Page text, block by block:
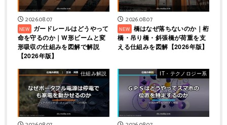
2026.08.07
ガードレールはどうやって
命を守るのか｜W形ビームと変
形吸収の仕組みを図解で解説
【2026年版】
2026.08.07
橋はなぜ落ちないのか｜桁
橋・吊り橋・斜張橋が荷重を支
える仕組みを図解【2026年版】
仕組み解説 IT・テクノロジー系